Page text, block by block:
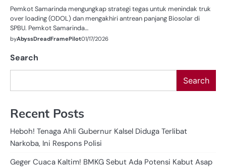
Pemkot Samarinda mengungkap strategi tegas untuk menindak truk
over loading (ODOL) dan mengakhiri antrean panjang Biosolar di
SPBU. Pemkot Samarinda…
byAbyssDreadFramePilot01/17/2026
Search
Search
Recent Posts
Heboh! Tenaga Ahli Gubernur Kalsel Diduga Terlibat
Narkoba, Ini Respons Polisi
Geger Cuaca Kaltim! BMKG Sebut Ada Potensi Kabut Asap